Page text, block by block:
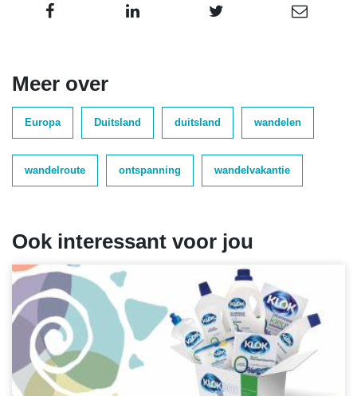
Meer over
Europa Duitsland duitsland wandelen
wandelroute ontspanning wandelvakantie
Ook interessant voor jou